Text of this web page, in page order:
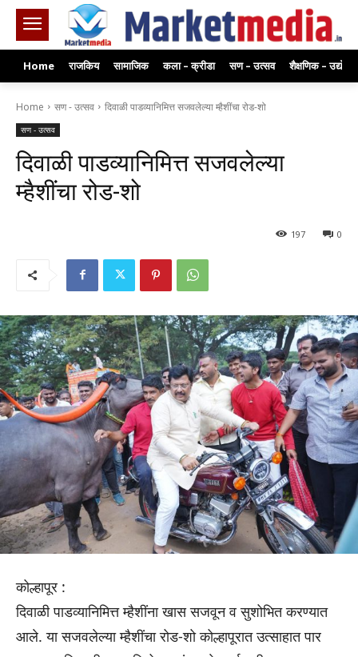
Home राजकिय सामाजिक कला – क्रीडा सण – उत्सव शैक्षणिक – उद्योग
Home सण - उत्सव दिवाळी पाडव्यानिमित्त सजवलेल्या म्हैशींचा रोड-शो
सण - उत्सव
दिवाळी पाडव्यानिमित्त सजवलेल्या
म्हैशींचा रोड-शो
0
197
कोल्हापूर :
दिवाळी पाडव्यानिमित्त म्हैशींना खास सजवून व सुशोभित करण्यात
आले. या सजवलेल्या म्हैशींचा रोड-शो कोल्हापूरात उत्साहात पार